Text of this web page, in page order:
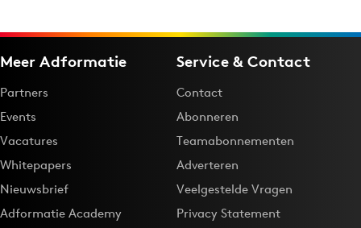
Meer Adformatie
Partners
Events
Vacatures
Whitepapers
Nieuwsbrief
Adformatie Academy
Service & Contact
Contact
Abonneren
Teamabonnementen
Adverteren
Veelgestelde Vragen
Privacy Statement